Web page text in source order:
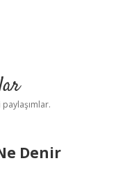
Denir